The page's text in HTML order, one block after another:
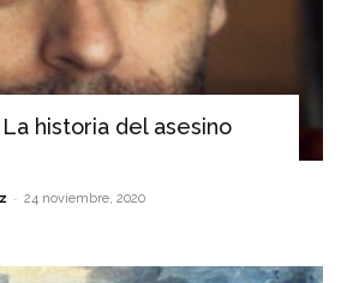
historia del asesino
- 24 noviembre, 2020